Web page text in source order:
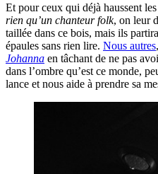
Et pour ceux qui déjà haussent
rien qu’un chanteur folk, on leur
taillée dans ce bois, mais ils
épaules sans rien lire. Nous autres
Johanna en tâchant de ne pas
dans l’ombre qu’est ce monde,
lance et nous aide à prendre sa